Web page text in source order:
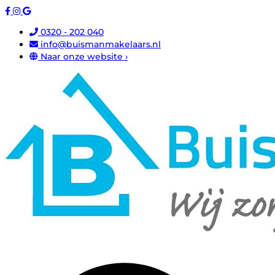
0320 - 202 040
info@buismanmakelaars.nl
Naar onze website ›